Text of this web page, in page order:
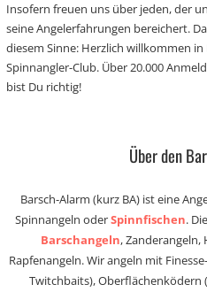
Insofern freuen uns über jeden, der
seine Angelerfahrungen bereichert.
diesem Sinne: Herzlich willkommen
Spinnangler-Club. Über 20.000
bist Du richtig!
Über den
Barsch-Alarm (kurz BA) ist eine
Spinnangeln oderSpinnfischen.
Barschangeln, Zanderangeln,
Rapfenangeln. Wir angeln mit
Twitchbaits), Oberflächenködern